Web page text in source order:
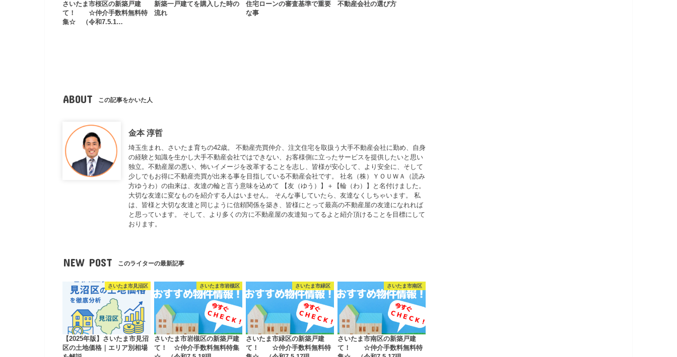
さいたま市桜区の新築戸建
て！ ☆仲介手数料無料特
集☆ （令和7.5.1…
新築一戸建てを購入した時の
流れ
住宅ローンの審査基準で重要
な事
不動産会社の選び方
ABOUT この記事をかいた人
金本 淳哲
埼玉生まれ、さいたま育ちの42歳。 不動産売買仲介、注文住宅を取扱う大手不動産会社に勤め、自身
の経験と知識を生かし大手不動産会社ではできない、お客様側に立ったサービスを提供したいと思い
独立。不動産屋の悪い、怖いイメージを改革することを志し、皆様が安心して、より安全に、そして
少しでもお得に不動産売買が出来る事を目指している不動産会社です。 社名（株）ＹＯＵＷＡ（読み
方ゆうわ）の由来は、友達の輪と言う意味を込めて 【友（ゆう）】＋【輪（わ）】と名付けました。
大切な友達に変なものを紹介する人はいません。 そんな事していたら、友達なくしちゃいます。 私
は、皆様と大切な友達と同じように信頼関係を築き、皆様にとって最高の不動産屋の友達になれれば
と思っています。 そして、より多くの方に不動産屋の友達知ってるよと紹介頂けることを目標にして
おります。
NEW POST このライターの最新記事
さいたま市見沼区
【2025年版】さいたま市見沼
区の土地価格｜エリア別相場
さいたま市岩槻区
さいたま市岩槻区の新築戸建
て！ ☆仲介手数料無料特集
さいたま市緑区
さいたま市緑区の新築戸建
て！ ☆仲介手数料無料特
さいたま市南区
さいたま市南区の新築戸建
て！ ☆仲介手数料無料特